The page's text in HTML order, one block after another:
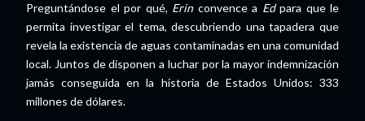
Preguntándose el por qué, Erinconvence a Edpara que le
permita investigar el tema, descubriendo una tapadera que
revela la existencia de aguas contaminadas en una comunidad
local. Juntos de disponen a luchar por la mayor indemnización
jamás conseguida en la historia de Estados Unidos: 333
millones de dólares.